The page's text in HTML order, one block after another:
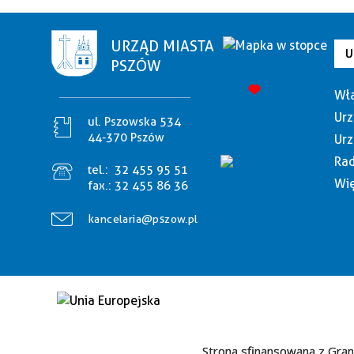
URZĄD MIASTA
PSZÓW
ul. Pszowska 534
44-370 Pszów
tel.: 32 455 95 51
fax.: 32 455 86 36
kancelaria@pszow.pl
Strona sfinansowana z